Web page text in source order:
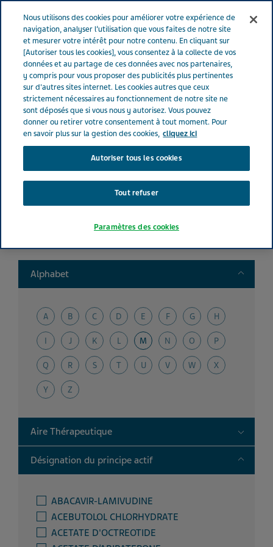
Menu
France Nos Produits Product catalog
Liste de nos médicaments
Search
Filtres clairs
Alphabet Toggle
A B C D E F G H
I J K L M N O P
Q R S T U V W X
Y Z
Aire Thérapeutique Toggle
Désignation du principe actif Toggle
ABACAVIR-LAMIVUDINE
ACEBUTOLOL CHLORHYDRATE
ACETATE D'OCTREOTIDE
Nous utilisons des cookies pour améliorer votre expérience de
navigation, analyser l’utilisation que vous faites de notre site
et mesurer votre intérêt pour notre contenu. En cliquant sur
[Autoriser tous les cookies], vous consentez à la collecte de vos
données et au partage de ces données avec nos partenaires,
y compris pour vous proposer des publicités plus pertinentes
sur d'autres sites internet. Les cookies autres que ceux
strictement nécessaires au fonctionnement de notre site ne
sont déposés que si vous nous y autorisez. Vous pouvez
donner ou retirer votre consentement à tout moment. Pour
en savoir plus sur la gestion des cookies, cliquez ici
Autoriser tous les cookies
Tout refuser
Paramètres des cookies